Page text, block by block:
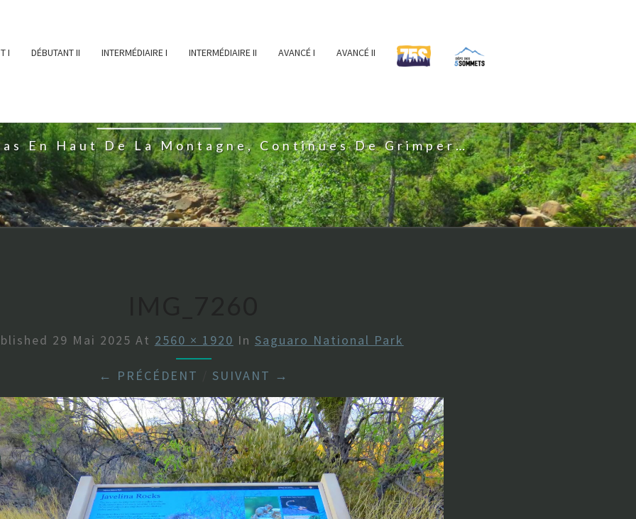
I DÉBUTANT II INTERMÉDIAIRE I INTERMÉDIAIRE II AVANCÉ I AVANCÉ II
En Haut De La Montagne, Continues De Grimper…
29 Mai 2025 At 2560 × 1920 In Saguaro National Park
← PRÉCÉDENT SUIVANT →